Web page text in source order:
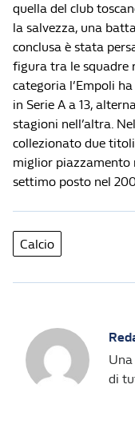
quella del club
la salvezza, una
conclusa è stata
figura tra le squadre
categoria l’Empoli
in Serie A a 13,
stagioni nell’altra.
collezionato due
miglior piazzamento
settimo posto nel
Calcio
di